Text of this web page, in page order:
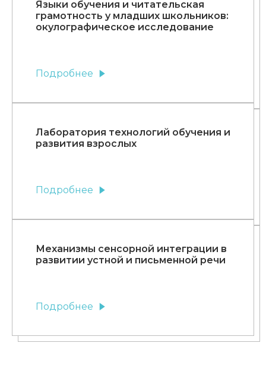
Языки обучения и читательская
грамотность у младших школьников:
окулографическое исследование
Подробнее
Лаборатория технологий обучения и
развития взрослых
Подробнее
Механизмы сенсорной интеграции в
развитии устной и письменной речи
Подробнее